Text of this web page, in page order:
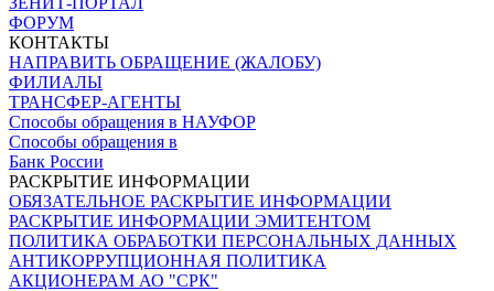
ФОРУМ
КОНТАКТЫ
НАПРАВИТЬ ОБРАЩЕНИЕ (ЖАЛОБУ)
ФИЛИАЛЫ
ТРАНСФЕР-АГЕНТЫ
Способы обращения в НАУФОР
Способы обращения в
Банк России
РАСКРЫТИЕ ИНФОРМАЦИИ
ОБЯЗАТЕЛЬНОЕ РАСКРЫТИЕ ИНФОРМАЦИИ
РАСКРЫТИЕ ИНФОРМАЦИИ ЭМИТЕНТОМ
ПОЛИТИКА ОБРАБОТКИ ПЕРСОНАЛЬНЫХ ДАННЫХ
АНТИКОРРУПЦИОННАЯ ПОЛИТИКА
АКЦИОНЕРАМ АО "СРК"